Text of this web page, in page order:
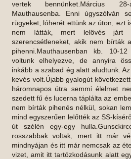
vertek bennünket.Március
Mauthausenba. Enni úgyszólván
rügyeket, lóherét ettünk az úton, ezt
nem látták, mert lelövés járt
szerencsétleneket, akik nem bírták
pihenni.Mauthausenban kb. 10-
voltunk elhelyezve, de annyira
inkább a szabad ég alatt aludtunk.
kevés volt.Újabb gyalogút
háromnapos útra semmi élelmet
szedett fű és lucerna táplálta az
nem bírták pihenés nélkül, sokan
mind egyszerűen lelőtték az SS-
út szélén egy-egy
rosszabbak voltak, mert itt már
mindnyájan és itt már nemcsak az
vizet, amit itt tartózkodásunk alatt